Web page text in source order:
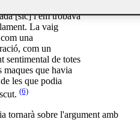
[sic] i em trobava
La vaig
una
com un
sentimental de totes
maques que havia
les que podia
(6)
tornarà sobre l'argument amb